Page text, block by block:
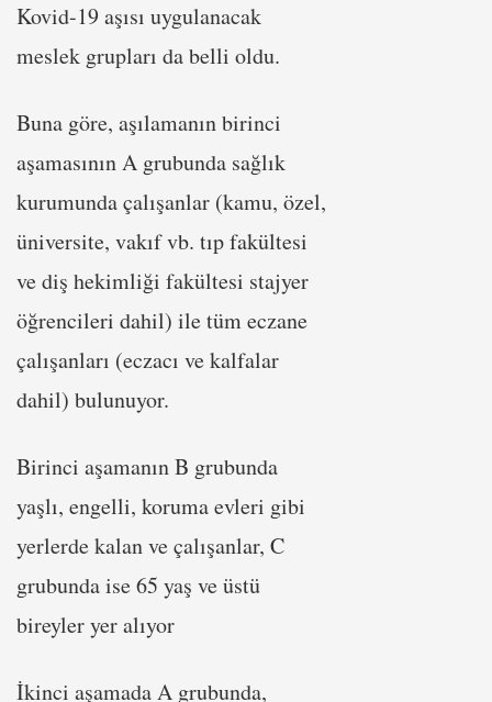
Kovid-19 aşısı uygulanacak
meslek grupları da belli oldu.
Buna göre, aşılamanın birinci
aşamasının A grubunda sağlık
kurumunda çalışanlar (kamu, özel,
üniversite, vakıf vb. tıp fakültesi
ve diş hekimliği fakültesi stajyer
öğrencileri dahil) ile tüm eczane
çalışanları (eczacı ve kalfalar
dahil) bulunuyor.
Birinci aşamanın B grubunda
yaşlı, engelli, koruma evleri gibi
yerlerde kalan ve çalışanlar, C
grubunda ise 65 yaş ve üstü
bireyler yer alıyor
İkinci aşamada A grubunda,